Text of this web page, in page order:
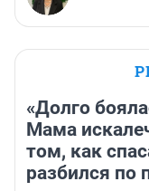
«Долго
Мама
том, как
разбился по